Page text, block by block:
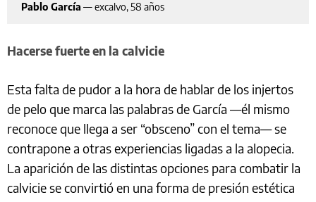
Pablo García —excalvo, 58 años
Hacerse fuerte en la calvicie
Esta falta de pudor a la hora de hablar de los injertos
de pelo que marca las palabras de García —él mismo
reconoce que llega a ser “obsceno” con el tema— se
contrapone a otras experiencias ligadas a la alopecia.
La aparición de las distintas opciones para combatir la
calvicie se convirtió en una forma de presión estética